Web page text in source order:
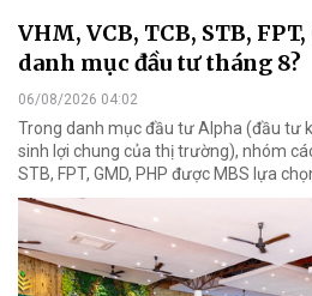
VHM, VCB, TCB, STB,
danh mục đầu tư tháng 8?
06/08/2026 04:02
Trong danh mục đầu tư Alpha (đầu tư
sinh lợi chung của thị trường), nhóm
STB, FPT, GMD, PHP được MBS lựa